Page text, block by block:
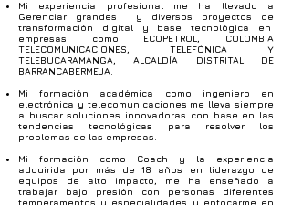
Mi experiencia profesional me ha llevado a
Gerenciar grandes y diversos proyectos de
transformación digital y base tecnológica en
empresas como ECOPETROL, COLOMBIA
TELECOMUNICACIONES, TELEFÓNICA Y
TELEBUCARAMANGA, ALCALDÍA DISTRITAL DE
BARRANCABERMEJA.
Mi formación académica como ingeniero en
electrónica y telecomunicaciones me lleva siempre
a buscar soluciones innovadoras con base en las
tendencias tecnológicas para resolver los
problemas de las empresas.
Mi formación como Coach y la experiencia
adquirida por más de 18 años en liderazgo de
equipos de alto impacto, me ha enseñado a
trabajar bajo presión con personas diferentes
temperamentos y especialidades y enfocarme en